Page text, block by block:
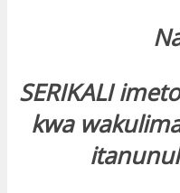
SERIKALI
kwa